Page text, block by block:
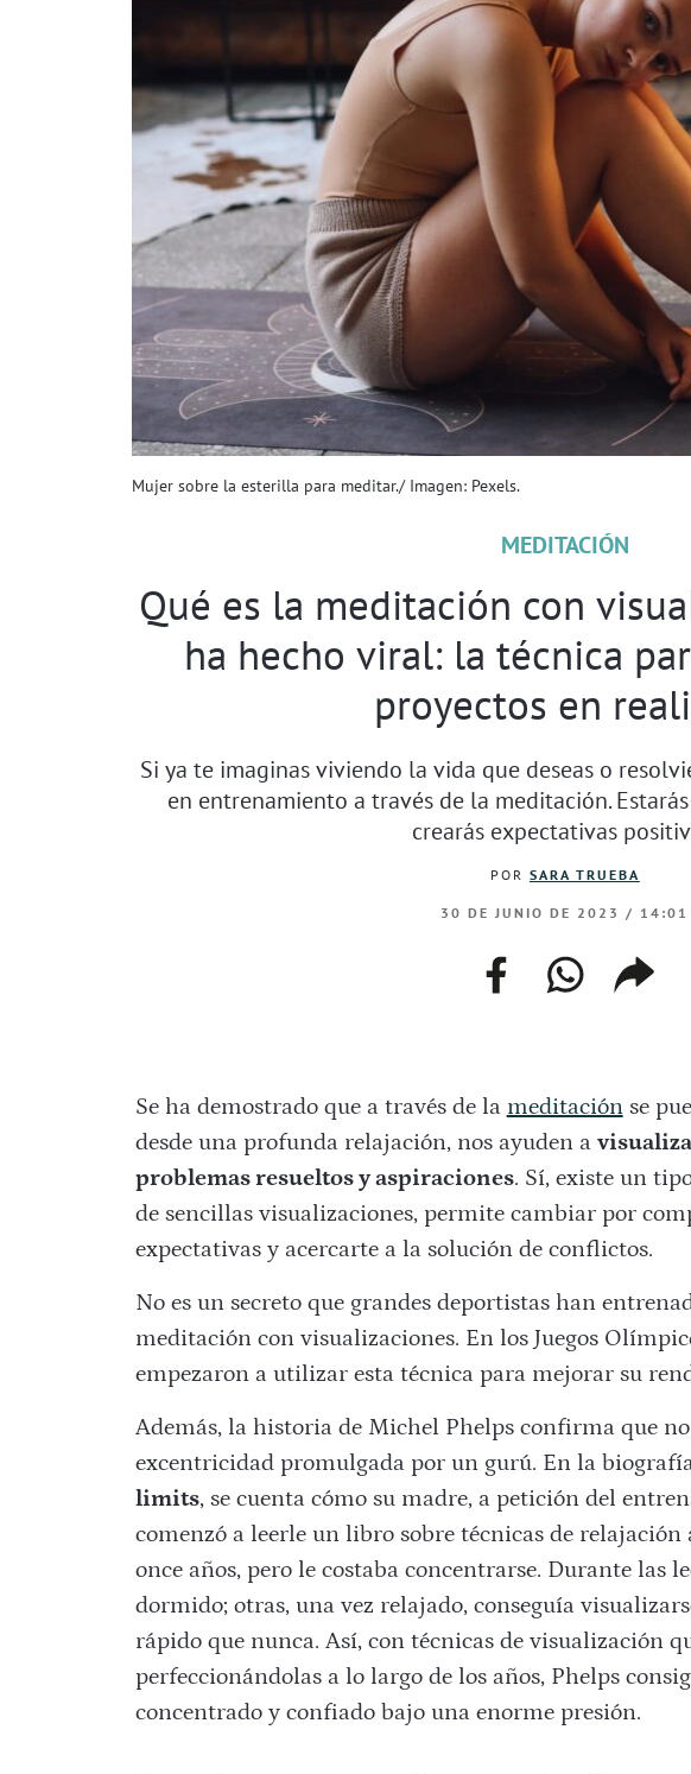
Mujer sobre la esterilla para meditar./ Imagen: Pexels.
MEDITACIÓN
Qué es la meditación con
ha hecho viral: la técnica
proyectos en
Si ya te imaginas viviendo la vida que deseas o
en entrenamiento a través de la meditación.
crearás expectativas
POR SARA TRUEBA
30 DE JUNIO DE 2023 / 14:01
facebookwhatsapp
web
copiar
enlace
Se ha demostrado que a través de la meditaciónse
desde una profunda relajación, nos ayuden a
problemas resueltos y aspiraciones. Sí, existe un
de sencillas visualizaciones, permite cambiar por
expectativas y acercarte a la solución de conflictos.
No es un secreto que grandes deportistas han
meditación con visualizaciones. En los Juegos
empezaron a utilizar esta técnica para mejorar su
Además, la historia de Michel Phelps confirma que
excentricidad promulgada por un gurú. En la
limits, se cuenta cómo su madre, a petición del
comenzó a leerle un libro sobre técnicas de
once años, pero le costaba concentrarse. Durante las
dormido; otras, una vez relajado, conseguía
rápido que nunca. Así, con técnicas de visualización
perfeccionándolas a lo largo de los años, Phelps
concentrado y confiado bajo una enorme presión.